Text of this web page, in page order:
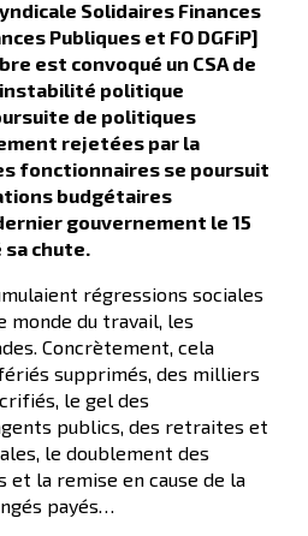
Solidaires Finances
Publiques et FO DGFiP]
est convoqué un CSA de
politique
de politiques
rejetées par la
fonctionnaires se poursuit
budgétaires
gouvernement le 15
chute.
régressions sociales
du travail, les
Concrètement, cela
supprimés, des milliers
le gel des
publics, des retraites et
le doublement des
et la remise en cause de la
payés…